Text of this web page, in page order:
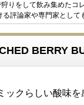
りをして飲み集めたコ
評論家や専門家として
BERRY
ックらしい酸味を